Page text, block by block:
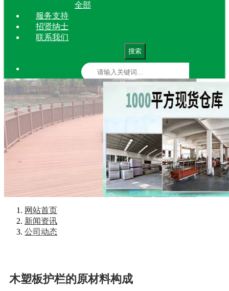
全部
服务支持
招贤纳士
联系我们
搜索
网站首页
新闻资讯
公司动态
木塑板护栏的原材料构成